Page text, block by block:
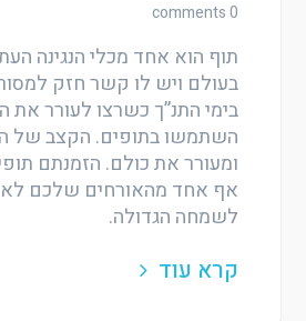
0 comments
תוף הוא אחד מכלי הנגינה
בעולם ויש לו קשר חזק
בימי התנ”ך כשרצו לעורר
השתמשו בתופים. הקצב של
ומעורר את כולם. הזמנתם
אף אחד מהאורחים שלכם
לשמחה הגדולה.
קרא עוד